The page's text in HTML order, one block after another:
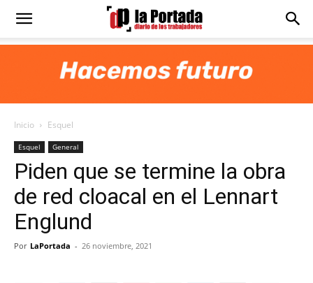
Diario
Portada
Inicio Esquel
Esquel General
Piden que se termine la obra
de red cloacal en el Lennart
Englund
Por LaPortada - 26 noviembre, 2021